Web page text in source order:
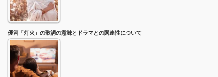
優河「灯火」の歌詞の意味とドラマとの関連性について